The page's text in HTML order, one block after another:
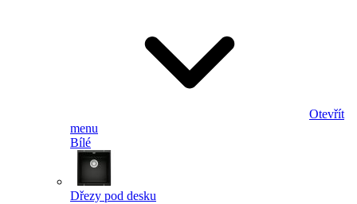
Otevřít
menu
Bílé
Dřezy pod desku